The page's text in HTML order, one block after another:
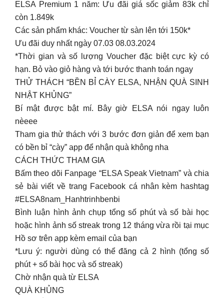
ELSA Premium 1 năm: Ưu đãi giá sốc giảm 83k chỉ
còn 1.849k
Các sản phẩm khác: Voucher từ sàn lên tới 150k*
Ưu đãi duy nhất ngày 07.03 08.03.2024
*Thời gian và số lượng Voucher đặc biệt cực kỳ có
hạn. Bỏ vào giỏ hàng và tới bước thanh toán ngay
THỬ THÁCH “BỀN BỈ CÀY ELSA, NHẬN QUÀ SINH
NHẬT KHỦNG”
Bí mật được bật mí. Bây giờ ELSA nói ngay luôn
nèeee
Tham gia thử thách với 3 bước đơn giản để xem bạn
có bền bỉ “cày” app để nhận quà không nha
CÁCH THỨC THAM GIA
Bấm theo dõi Fanpage “ELSA Speak Vietnam” và chia
sẻ bài viết về trang Facebook cá nhân kèm hashtag
#ELSA8nam_Hanhtrinhbenbi
Bình luận hình ảnh chụp tổng số phút và số bài học
hoặc hình ảnh số streak trong 12 tháng vừa rồi tại mục
Hồ sơ trên app kèm email của bạn
*Lưu ý: người dùng có thể đăng cả 2 hình (tổng số
phút + số bài học và số streak)
Chờ nhận quà từ ELSA
QUÀ KHỦNG